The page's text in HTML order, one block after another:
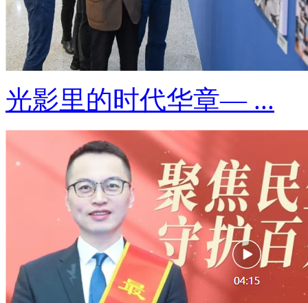
光影里的时代华章— ...